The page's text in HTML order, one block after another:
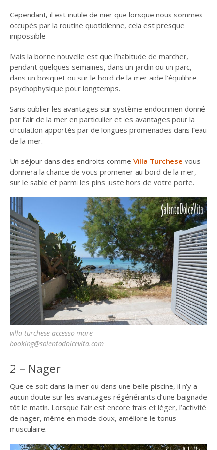
Cependant, il est inutile de nier que lorsque nous sommes
occupés par la routine quotidienne, cela est presque
impossible.
Mais la bonne nouvelle est que l’habitude de marcher,
pendant quelques semaines, dans un jardin ou un parc,
dans un bosquet ou sur le bord de la mer aide l’équilibre
psychophysique pour longtemps.
Sans oublier les avantages sur système endocrinien donné
par l’air de la mer en particulier et les avantages pour la
circulation apportés par de longues promenades dans l’eau
de la mer.
Un séjour dans des endroits comme Villa Turchese vous
donnera la chance de vous promener au bord de la mer,
sur le sable et parmi les pins juste hors de votre porte.
villa turchese accesso mare
booking@salentodolcevita.com
2 – Nager
Que ce soit dans la mer ou dans une belle piscine, il n’y a
aucun doute sur les avantages régénérants d’une baignade
tôt le matin. Lorsque l’air est encore frais et léger, l’activité
de nager, même en mode doux, améliore le tonus
musculaire.